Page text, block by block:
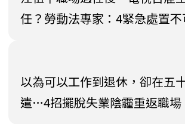
任？勞動法專家：4緊急處置不
以為可以工作到退休，卻在五
遣…4招擺脫失業陰霾重返職場